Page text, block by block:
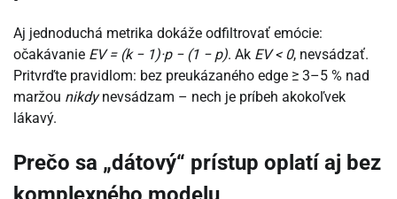
Aj jednoduchá metrika dokáže odfiltrovať emócie:
očakávanie EV = (k − 1)·p − (1 − p). Ak EV < 0, nevsádzať.
Pritvrďte pravidlom: bez preukázaného edge ≥ 3–5 % nad
maržou nikdynevsádzam – nech je príbeh akokoľvek
lákavý.
Prečo sa „dátový“ prístup oplatí aj bez